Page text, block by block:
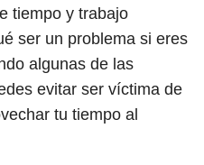
tiempo y trabajo
ser un problema si eres
algunas de las
evitar ser víctima de
tu tiempo al